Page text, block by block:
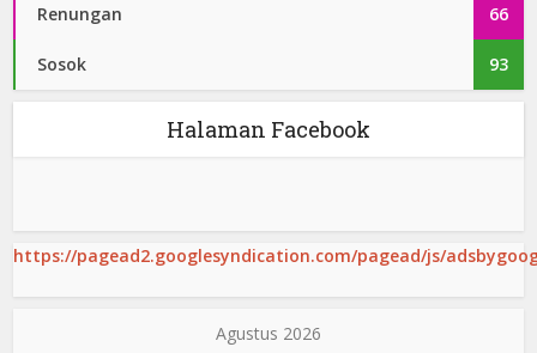
Renungan 66
Sosok 93
Halaman Facebook
https://pagead2.googlesyndication.com/pagead/js/
Agustus 2026